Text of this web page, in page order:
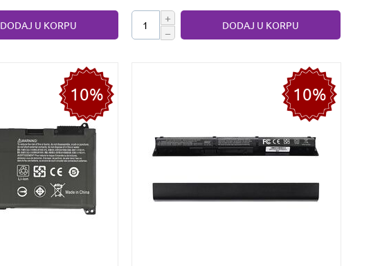
DODAJ U KORPU
+
−
DODAJ U KORPU
10% 10%